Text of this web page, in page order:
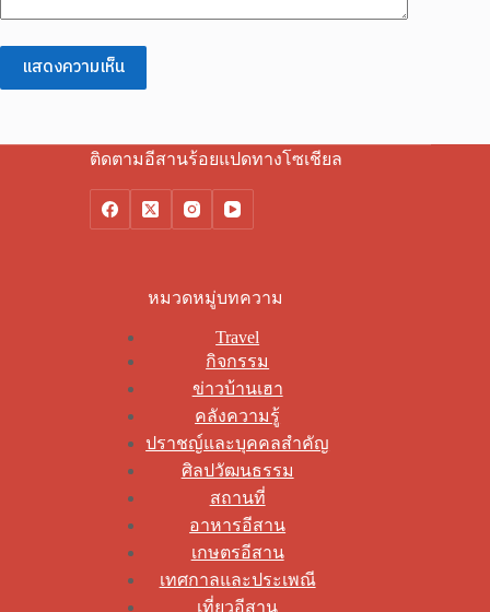
แสดงความเห็น
ติดตามอีสานร้อยแปดทางโซเชียล
หมวดหมู่บทความ
Travel
กิจกรรม
ข่าวบ้านเฮา
คลังความรู้
ปราชญ์และบุคคลสำคัญ
ศิลปวัฒนธรรม
สถานที่
อาหารอีสาน
เกษตรอีสาน
เทศกาลและประเพณี
เที่ยวอีสาน